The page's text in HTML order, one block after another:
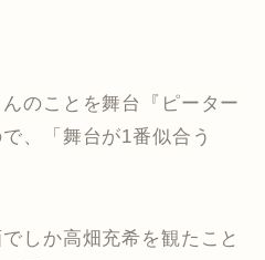
のことを舞台『ピーター
、「舞台が1番似合う
しか高畑充希を観たこと